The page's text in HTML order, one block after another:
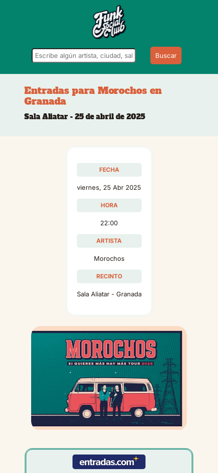
Buscar
Entradas para Morochos en
Granada
Sala Aliatar - 25 de abril de 2025
FECHA
viernes, 25 Abr 2025
HORA
22:00
ARTISTA
Morochos
RECINTO
Sala Aliatar - Granada